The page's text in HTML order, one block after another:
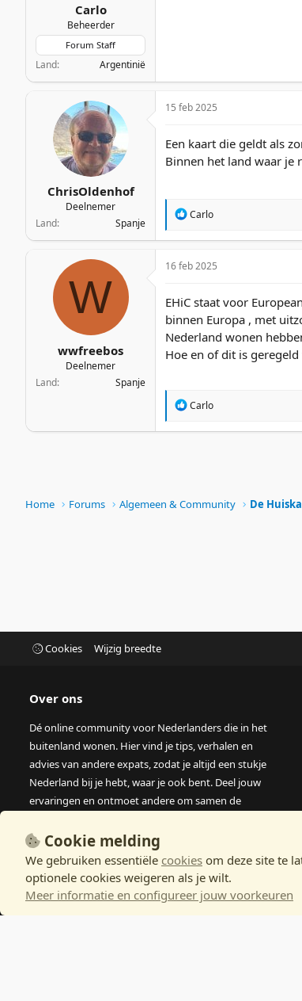
Carlo
Beheerder
Forum Staff
Land Argentinië
ChrisOldenhof
Deelnemer
Land
Spanje
15 feb 2025
Een kaart die geldt als
Binnen het land waar je
W
a
d
r
n
g
e
Carlo
W
wwfreebos
Deelnemer
Land
Spanje
16 feb 2025
EHiC staat voor
binnen Europa , met
Nederland wonen
Hoe en of dit is
W
a
i
Carlo
Home Forums Algemeen & Community De
Cookies Wijzig breedte
Over ons
Dé online community voor Nederlanders die in het
buitenland wonen. Hier vind je tips, verhalen en
advies van andere expats, zodat je altijd een stukje
Nederland bij je hebt, waar je ook bent. Deel jouw
ervaringen en ontmoet andere om samen de
beleven.
Cookie melding
We gebruiken essentiële cookies om deze site te
optionele cookies weigeren als je wilt.
Meer informatie en configureer jouw voorkeuren